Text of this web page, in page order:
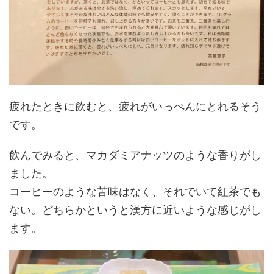
疲れたときに飲むと、疲れがいっぺんにとれるそう
です。
飲んでみると、マカダミアナッツのような香りがし
ました。
コーヒーのような苦味はなく、それでいて紅茶でも
ない。どちらかというと漢方に近いような感じがし
ます。